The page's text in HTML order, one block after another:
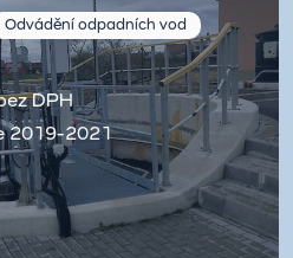
Odvádění odpadních vod
DPH
2019-2021